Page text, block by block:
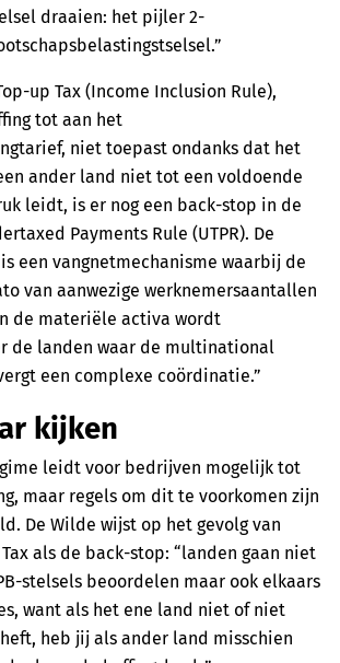
draaien: het pijler 2-
up Tax (Income Inclusion Rule),
tot aan het
niet toepast ondanks dat het
ander land niet tot een voldoende
leidt, is er nog een back-stop in de
Payments Rule (UTPR). De
is een vangnetmechanisme waarbij de
van aanwezige werknemersaantallen
de materiële activa wordt
de landen waar de multinational
een complexe coördinatie.”
kijken
leidt voor bedrijven mogelijk tot
maar regels om dit te voorkomen zijn
De Wilde wijst op het gevolg van
als de back-stop: “landen gaan niet
stelsels beoordelen maar ook elkaars
want als het ene land niet of niet
heb jij als ander land misschien